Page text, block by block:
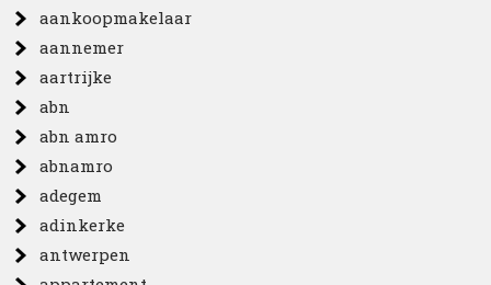
aankoopmakelaar
aannemer
aartrijke
abn
abn amro
abnamro
adegem
adinkerke
antwerpen